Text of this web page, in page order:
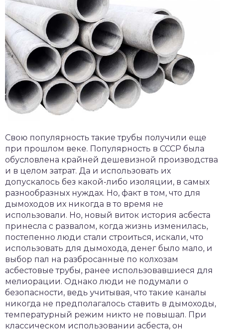
Свою популярность такие трубы получили еще
при прошлом веке. Популярность в СССР была
обусловлена крайней дешевизной производства
и в целом затрат. Да и использовать их
допускалось без какой-либо изоляции, в самых
разнообразных нуждах. Но, факт в том, что для
дымоходов их никогда в то время не
использовали. Но, новый виток история асбеста
принесла с развалом, когда жизнь изменилась,
постепенно люди стали строиться, искали, что
использовать для дымохода, денег было мало, и
выбор пал на разбросанные по колхозам
асбестовые трубы, ранее использовавшиеся для
мелиорации. Однако люди не подумали о
безопасности, ведь учитывая, что такие каналы
никогда не предполагалось ставить в дымоходы,
температурный режим никто не повышал. При
классическом использовании асбеста, он